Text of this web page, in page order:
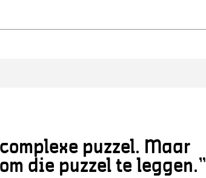
puzzel. Maar
die puzzel te leggen.”